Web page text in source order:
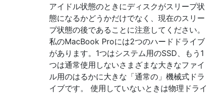
アイドル状態のときにディスクがスリープ状
態になるかどうかだけでなく、現在のスリー
プ状態の後であることに注意してください。
私のMacBook Proには2つのハードドライブ
があります。1つはシステム用のSSD、もう1
つは通常使用しないさまざまな大きなファイ
ル用のはるかに大きな「通常の」機械式ドラ
イブです。 使用していないときは物理ドライ